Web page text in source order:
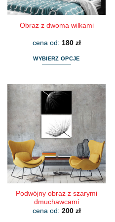
produktu
Obraz z dwoma wilkami
cena od: 180 zł
WYBIERZ OPCJE
ma
wariantów.
Opcje
można
wybrać
na
stronie
produktu
Podwójny obraz z szarymi
dmuchawcami
cena od: 200 zł